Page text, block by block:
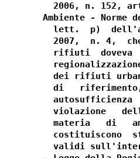
2006, n. 152,
Ambiente - Norme
lett.  p)
2007,  n. 4,
rifiuti  doveva
dei rifiuti
di
autosufficienza
violazione
materia   di
costituiscono
validi